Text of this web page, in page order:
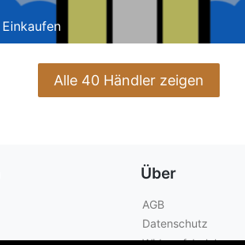
Einkaufen
Alle 40 Händler zeigen
Über
AGB
Datenschutz